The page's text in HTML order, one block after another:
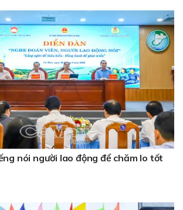
nói người lao động để chăm lo tốt